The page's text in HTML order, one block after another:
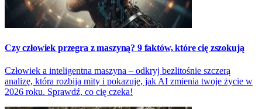
Czy człowiek przegra z maszyną? 9 faktów, które cię zszokują
Człowiek a inteligentna maszyna – odkryj bezlitośnie szczerą
analizę, która rozbija mity i pokazuje, jak AI zmienia twoje życie w
2026 roku. Sprawdź, co cię czeka!